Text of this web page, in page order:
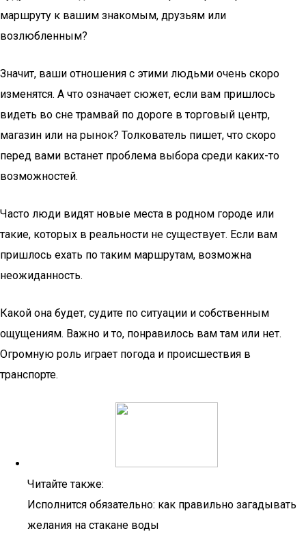
маршруту к вашим знакомым, друзьям или
возлюбленным?
Значит, ваши отношения с этими людьми очень скоро
изменятся. А что означает сюжет, если вам пришлось
видеть во сне трамвай по дороге в торговый центр,
магазин или на рынок? Толкователь пишет, что скоро
перед вами встанет проблема выбора среди каких-то
возможностей.
Часто люди видят новые места в родном городе или
такие, которых в реальности не существует. Если вам
пришлось ехать по таким маршрутам, возможна
неожиданность.
Какой она будет, судите по ситуации и собственным
ощущениям. Важно и то, понравилось вам там или нет.
Огромную роль играет погода и происшествия в
транспорте.
Читайте также:
Исполнится обязательно: как правильно загадывать
желания на стакане воды